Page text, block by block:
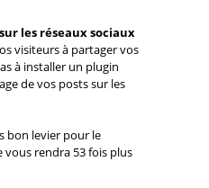
les réseaux sociaux
visiteurs à partager vos
à installer un plugin
de vos posts sur les
bon levier pour le
vous rendra 53 fois plus